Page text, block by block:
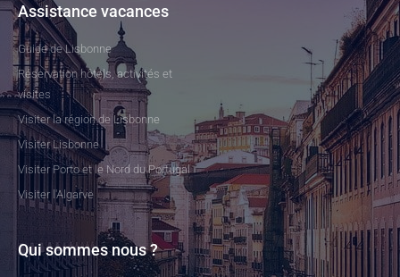
Assistance vacances
Guide de Lisbonne
Réservation hôtels, activités et
visites
Visiter la région de Lisbonne
Visiter Lisbonne
Visiter Porto et le Nord du Portugal
Visiter l'Algarve
Qui sommes nous ?